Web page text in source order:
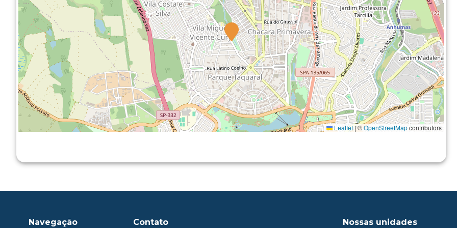
Leaflet|©OpenStreetMapcontributors
Navegação Contato Nossas unidades